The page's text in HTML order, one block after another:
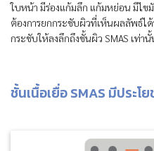
ใบหน้า มีร่องแก้มลึก แก้มหย่อน มีไข
ต้องการยกกระชับผิวที่เห็นผลลัพธ์ไ
กระชับให้ลงลึกถึงชั้นผิว SMAS เท่า
ชั้นเนื้อเยื่อ SMAS มีประโ